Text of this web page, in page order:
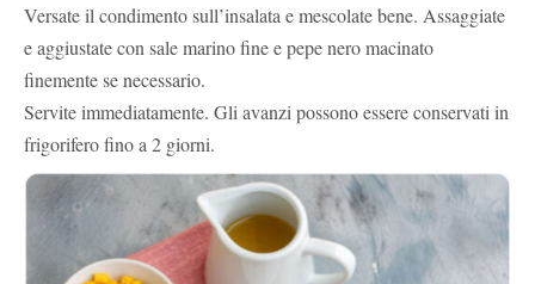
Versate il condimento sull’insalata e mescolate bene. Assaggiate
e aggiustate con sale marino fine e pepe nero macinato
finemente se necessario.
Servite immediatamente. Gli avanzi possono essere conservati in
frigorifero fino a 2 giorni.